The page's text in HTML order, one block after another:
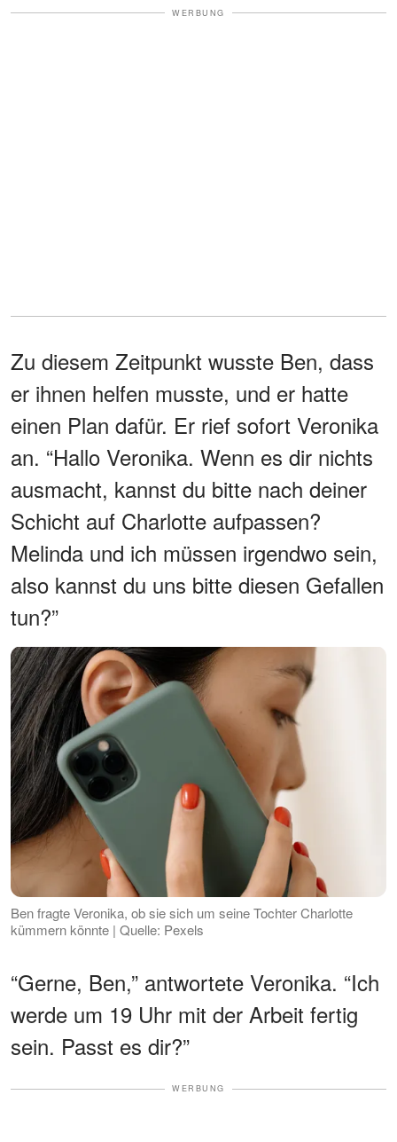
WERBUNG
Zu diesem Zeitpunkt wusste Ben, dass
er ihnen helfen musste, und er hatte
einen Plan dafür. Er rief sofort Veronika
an. “Hallo Veronika. Wenn es dir nichts
ausmacht, kannst du bitte nach deiner
Schicht auf Charlotte aufpassen?
Melinda und ich müssen irgendwo sein,
also kannst du uns bitte diesen Gefallen
tun?”
Ben fragte Veronika, ob sie sich um seine Tochter Charlotte
kümmern könnte | Quelle: Pexels
“Gerne, Ben,” antwortete Veronika. “Ich
werde um 19 Uhr mit der Arbeit fertig
sein. Passt es dir?”
WERBUNG